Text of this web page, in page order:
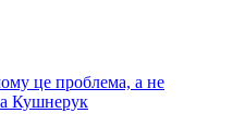
це проблема, а не
Кушнерук